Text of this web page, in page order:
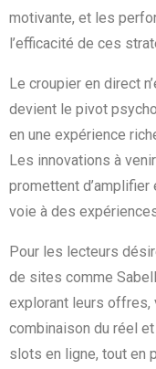
motivante, et les
l’efficacité de ces
Le croupier en direct
devient le pivot
en une expérience
Les innovations à
promettent d’amplifier
voie à des
Pour les lecteurs
de sites comme
explorant leurs offres,
combinaison du réel
slots en ligne, tout en